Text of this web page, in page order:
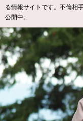
る情報サイトです。不倫相
公開中。